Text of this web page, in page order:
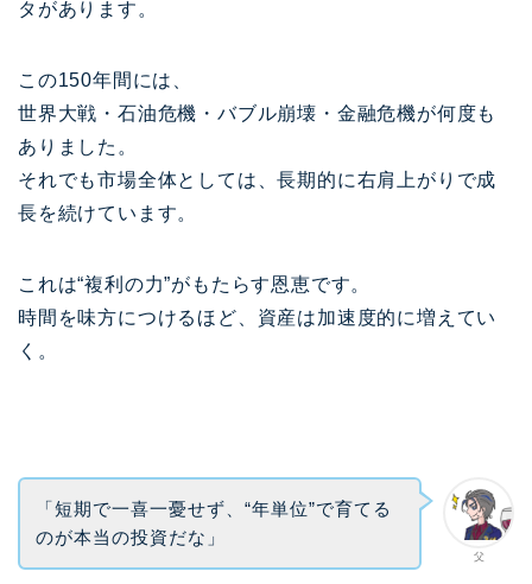
タがあります。
この150年間には、
世界大戦・石油危機・バブル崩壊・金融危機が何度も
ありました。
それでも市場全体としては、長期的に右肩上がりで成
長を続けています。
これは“複利の力”がもたらす恩恵です。
時間を味方につけるほど、資産は加速度的に増えてい
く。
父
「短期で一喜一憂せず、“年単位”で育てる
のが本当の投資だな」